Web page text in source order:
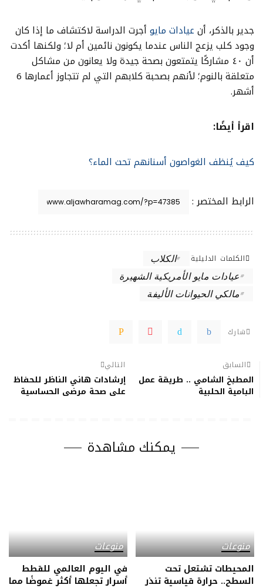
جدير بالذكر، أن عيادات مايو أجرت الدراسة لاكتشاف ما إذا كان
وجود كلب يزعج الناس عندما يكونون نائمين أم لا؛ ولكنها أكدت
أن ٤٠ مشاركًا يتمتعون بصحة جيدة ولا يعانون من مشاكل
متعلقة بالنوم؛ لأنهم بصحبة كلابهم التي لم تتجاوز أعمارها 6
أشهر.
اقرأ أيضًا:
كيف يُنظف الغواصون أسنانهم تحت الماء؟
الرابط المختصر :
الكلمات الدليلية
الكلاب
عيادات مايو الأمريكية الشهيرة
مالكي الحيوانات الأليفة
شارك
السابق
المطبخ الشامي .. طريقة عمل
البامية الحلبية
التالي
إرشادات هاني الناظر للحفاظ
على صحة مرضى الحساسية
يمكنك مشاهدة
منوعات
المحيطات تشتعل تحت
السطح.. حرارة قياسية تنذر
منوعات
في اليوم العالمي للقطط
أسرار تجعلها أكثر غموضًا مما